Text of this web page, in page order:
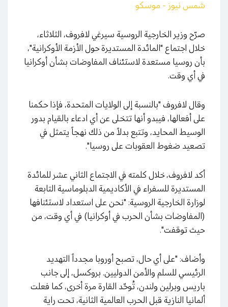
شمس نيوز - موسكو
صرّح وزير الخارجية الروسية سيرغي لافروف، الثلاثاء،
خلال اجتماع "المائدة المستديرة حول الأزمة الأوكرانية"،
بأن روسيا مستعدة لاستئناف المفاوضات بشأن أوكرانيا
في أي وقت.
وقال لافروف "بالنسبة إلى الولايات المتحدة، فإذا حكمنا
على أفعالها، فيبدو أنها تتخلى عن أي ادعاء بالقيام بدور
الوسيط المحايد، وتتبع بدلاً من ذلك نهجاً يتمثل في
تصعيد ضغوط العقوبات على روسيا".
أكد لافروف، خلال كلمته في الاجتماع الثاني عشر للمائدة
المستديرة للسفراء في الأكاديمية الدبلوماسية التابعة
لوزارة الخارجية الروسية: "نحن على استعداد لاستئنافها
(المفاوضات بشأن الحرب في أوكرانيا) في أي وقت، من
حيث توقفت".
وأضاف: "على أي حال، تصبح أوروبا مجدداً التهديد
الرئيسي للسلم والأمن الدوليين. بروكسل، إلى جانب
باريس وبرلين ولندن، تُوحّد القارة مرة أخرى، كما فعلت
ألمانيا النازية قبل الحرب العالمية الثانية، تحت راية